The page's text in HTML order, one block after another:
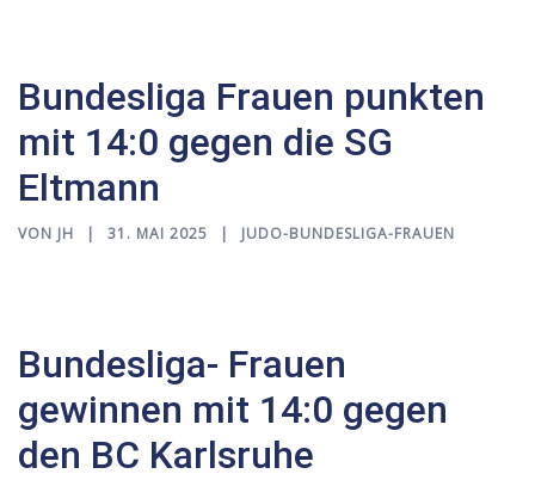
Bundesliga Frauen punkten
mit 14:0 gegen die SG
Eltmann
VON JH 31. MAI 2025 JUDO-BUNDESLIGA-FRAUEN
Bundesliga- Frauen
gewinnen mit 14:0 gegen
den BC Karlsruhe